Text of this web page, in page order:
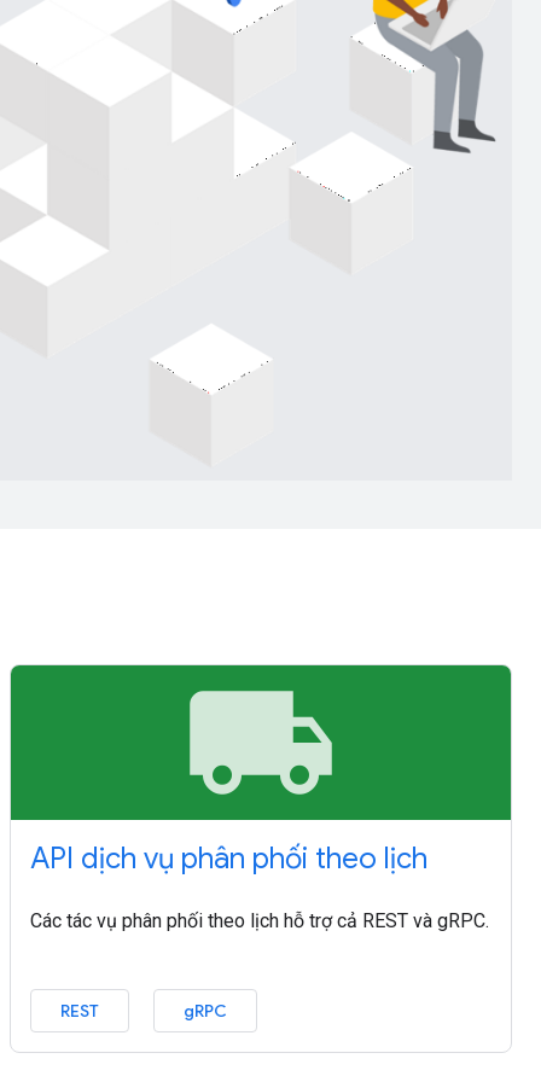
local_shipping
API dịch vụ phân phối theo lịch
Các tác vụ phân phối theo lịch hỗ trợ cả REST và gRPC.
REST gRPC